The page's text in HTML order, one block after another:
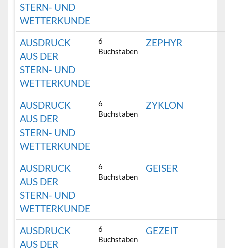
STERN- UND
WETTERKUNDE
AUSDRUCK
AUS DER
STERN- UND
WETTERKUNDE
6
Buchstaben
ZEPHYR
AUSDRUCK
AUS DER
STERN- UND
WETTERKUNDE
6
Buchstaben
ZYKLON
AUSDRUCK
AUS DER
STERN- UND
WETTERKUNDE
6
Buchstaben
GEISER
AUSDRUCK
AUS DER
6
Buchstaben
GEZEIT